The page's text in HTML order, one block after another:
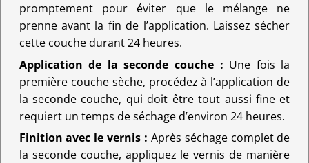
promptement pour éviter que le mélange ne
prenne avant la fin de l’application. Laissez sécher
cette couche durant 24 heures.
Application de la seconde couche : Une fois la
première couche sèche, procédez à l’application de
la seconde couche, qui doit être tout aussi fine et
requiert un temps de séchage d’environ 24 heures.
Finition avec le vernis : Après séchage complet de
la seconde couche, appliquez le vernis de manière